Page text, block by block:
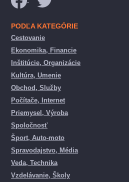
PODĽA KATEGÓRIE
Cestovanie
Ekonomika, Financie
Inštitúcie, Organizácie
Kultúra, Umenie
Obchod, Služby
Počítače, Internet
Priemysel, Výroba
Spoločnosť
Šport, Auto-moto
Spravodajstvo, Média
Veda, Technika
Vzdelávanie, Školy